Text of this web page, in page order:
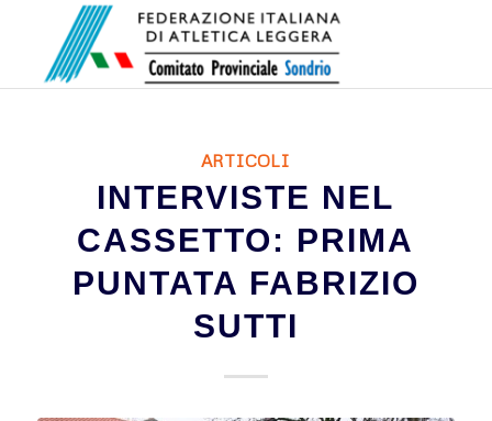
ARTICOLI
INTERVISTE NEL
CASSETTO: PRIMA
PUNTATA FABRIZIO
SUTTI